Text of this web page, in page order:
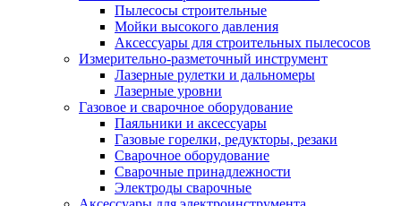
Пылесосы строительные
Мойки высокого давления
Аксессуары для строительных пылесосов
Измерительно-разметочный инструмент
Лазерные рулетки и дальномеры
Лазерные уровни
Газовое и сварочное оборудование
Паяльники и аксессуары
Газовые горелки, редукторы, резаки
Сварочное оборудование
Сварочные принадлежности
Электроды сварочные